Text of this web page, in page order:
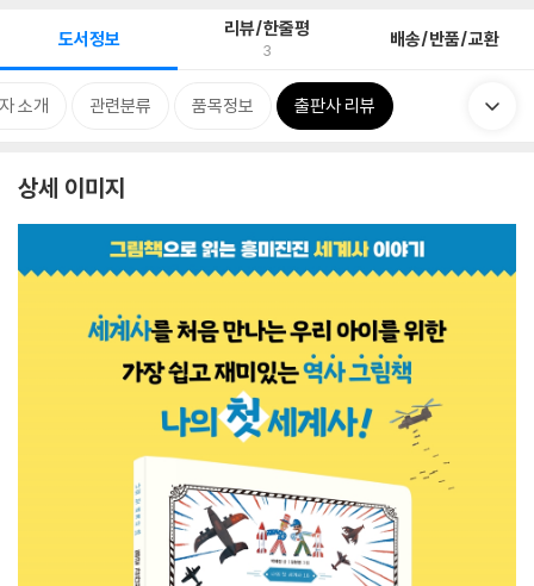
도서정보 리뷰/한줄평
3 배송/반품/교환
소개 관련분류 품목정보 출판사 리뷰
상세 이미지